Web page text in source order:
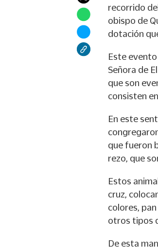
recorrido del
obispo de
dotación
Este
Señora de
que son
consisten
En este
que fueron
rezo, que
Estos
cruz,
colores,
otros tipos
De esta